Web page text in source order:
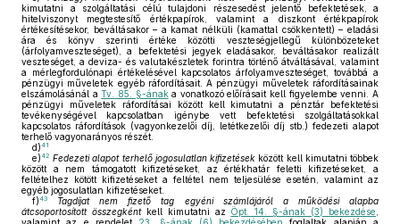
kimutatni a szolgáltatási célú tulajdoni részesedést jelentő befektetések, a
hitelviszonyt megtestesítő értékpapírok, valamint a diszkont értékpapírok
értékesítésekor, beváltásakor – a kamat nélküli (kamattal csökkentett) – eladási
ára és könyv szerinti értéke közötti veszteségjellegű különbözeteket
(árfolyamveszteséget), a befektetési jegyek eladásakor, beváltásakor realizált
veszteséget, a deviza- és valutakészletek forintra történő átváltásával, valamint
a mérlegfordulónapi értékelésével kapcsolatos árfolyamveszteséget, továbbá a
pénzügyi műveletek egyéb ráfordításait. A pénzügyi műveletek ráfordításainak
elszámolásánál aTv. 85. §-ánaka vonatkozó előírásait kell figyelembe venni. A
pénzügyi műveletek ráfordításai között kell kimutatni a pénztár befektetési
tevékenységével kapcsolatban igénybe vett befektetési szolgáltatásokkal
kapcsolatos ráfordítások (vagyonkezelői díj, letétkezelői díj stb.) fedezeti alapot
terhelő vagyonarányos részét.
d)41
e)42 Fedezeti alapot terhelő jogosulatlan kifizetések között kell kimutatni többek
között a nem támogatott kifizetéseket, az értékhatár feletti kifizetéseket, a
feltételhez kötött kifizetéseket a feltétel nem teljesülése esetén, valamint az
egyéb jogosulatlan kifizetéseket.
f)43
Tagdíjat nem fizető tag egyéni számlájáról a működési alapba
átcsoportosított összegkéntkell kimutatni az Öpt. 14. §-ának (3) bekezdése